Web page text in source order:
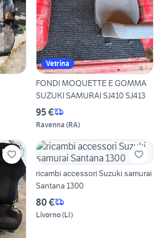
Vetrina
FONDI MOQUETTE E GOMMA
SUZUKI SAMURAI SJ410 SJ413
95 €
Ravenna (RA)
ricambi accessori Suzuki samurai
Santana 1300
80 €
Livorno(LI)